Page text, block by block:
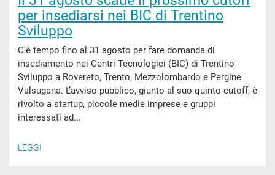
per insediarsi nei BIC di Trentino
Sviluppo
C’è tempo fino al 31 agosto per fare domanda di
insediamento nei Centri Tecnologici (BIC) di Trentino
Sviluppo a Rovereto, Trento, Mezzolombardo e Pergine
Valsugana. L’avviso pubblico, giunto al suo quinto cutoff, è
rivolto a startup, piccole medie imprese e gruppi
interessati ad...
LEGGI